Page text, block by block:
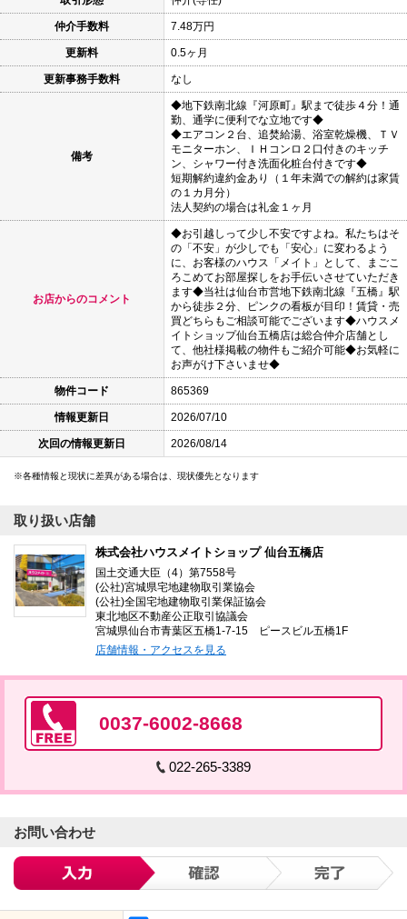
仲介手数料 7.48万円
更新料 0.5ヶ月
更新事務手数料 なし
備考
◆地下鉄南北線『河原町』駅まで徒歩４分！通
勤、通学に便利でな立地です◆
◆エアコン２台、追焚給湯、浴室乾燥機、ＴＶ
モニターホン、ＩＨコンロ２口付きのキッチ
ン、シャワー付き洗面化粧台付きです◆
短期解約違約金あり（１年未満での解約は家賃
の１カ月分）
法人契約の場合は礼金１ヶ月
お店からのコメント
◆お引越しって少し不安ですよね。私たちはそ
の「不安」が少しでも「安心」に変わるよう
に、お客様のハウス「メイト」として、まごこ
ろこめてお部屋探しをお手伝いさせていただき
ます◆当社は仙台市営地下鉄南北線『五橋』駅
から徒歩２分、ピンクの看板が目印！賃貸・売
買どちらもご相談可能でございます◆ハウスメ
イトショップ仙台五橋店は総合仲介店舗とし
て、他社様掲載の物件もご紹介可能◆お気軽に
お声がけ下さいませ◆
物件コード 865369
情報更新日 2026/07/10
次回の情報更新日 2026/08/14
各種情報と現状に差異がある場合は、現状優先となります
取り扱い店舗
株式会社ハウスメイトショップ 仙台五橋店
国土交通大臣（4）第7558号
(公社)宮城県宅地建物取引業協会
(公社)全国宅地建物取引業保証協会
東北地区不動産公正取引協議会
宮城県仙台市青葉区五橋1-7-15 ピースビル五橋1F
店舗情報・アクセスを見る
0037-6002-8668
022-265-3389
お問い合わせ